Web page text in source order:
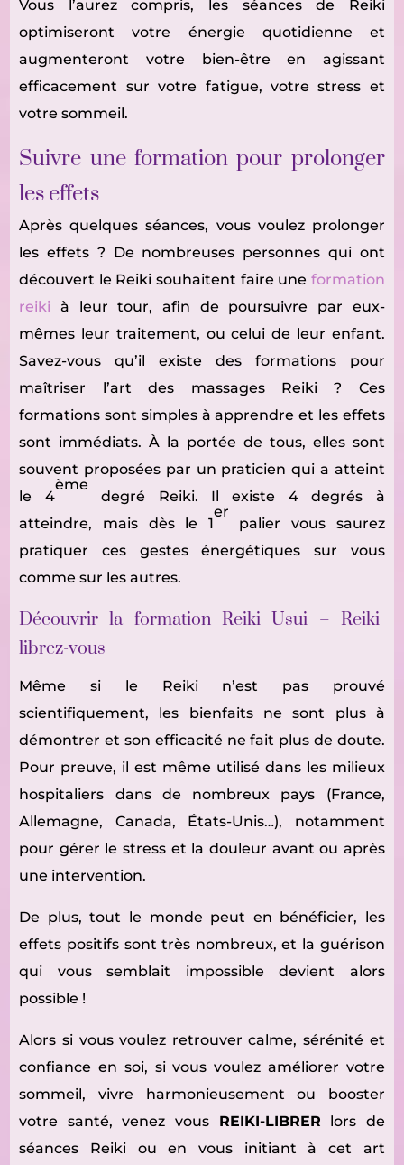
Vous l’aurez compris, les séances de Reiki
optimiseront votre énergie quotidienne et
augmenteront votre bien-être en agissant
efficacement sur votre fatigue, votre stress et
votre sommeil.
Suivre une formation pour prolonger
les effets
Après quelques séances, vous voulez prolonger
les effets ? De nombreuses personnes qui ont
découvert le Reiki souhaitent faire une formation
reiki à leur tour, afin de poursuivre par eux-
mêmes leur traitement, ou celui de leur enfant.
Savez-vous qu’il existe des formations pour
maîtriser l’art des massages Reiki ? Ces
formations sont simples à apprendre et les effets
sont immédiats. À la portée de tous, elles sont
souvent proposées par un praticien qui a atteint
le 4
ème
degré Reiki. Il existe 4 degrés à
atteindre, mais dès le 1
er
palier vous saurez
pratiquer ces gestes énergétiques sur vous
comme sur les autres.
Découvrir la formation Reiki Usui – Reiki-
librez-vous
Même si le Reiki n’est pas prouvé
scientifiquement, les bienfaits ne sont plus à
démontrer et son efficacité ne fait plus de doute.
Pour preuve, il est même utilisé dans les milieux
hospitaliers dans de nombreux pays (France,
Allemagne, Canada, États-Unis…), notamment
pour gérer le stress et la douleur avant ou après
une intervention.
De plus, tout le monde peut en bénéficier, les
effets positifs sont très nombreux, et la guérison
qui vous semblait impossible devient alors
possible !
Alors si vous voulez retrouver calme, sérénité et
confiance en soi, si vous voulez améliorer votre
sommeil, vivre harmonieusement ou booster
votre santé, venez vous
REIKI-LIBRER
lors de
séances Reiki ou en vous initiant à cet art